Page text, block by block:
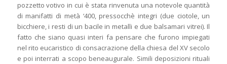
pozzetto votivo in cui è stata rinvenuta una notevole quantità
di manifatti di metà ‘400, pressocchè integri (due ciotole, un
bicchiere, i resti di un bacile in metalli e due balsamari vitrei). Il
fatto che siano quasi interi fa pensare che furono impiegati
nel rito eucaristico di consacrazione della chiesa del XV secolo
e poi interrati a scopo beneaugurale. Simili deposizioni rituali